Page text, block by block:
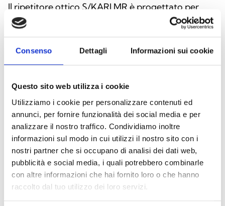
Consenso Dettagli Informazioni sui cookie
Questo sito web utilizza i cookie
Utilizziamo i cookie per personalizzare contenuti ed
annunci, per fornire funzionalità dei social media e per
analizzare il nostro traffico. Condividiamo inoltre
informazioni sul modo in cui utilizzi il nostro sito con i
nostri partner che si occupano di analisi dei dati web,
pubblicità e social media, i quali potrebbero combinarle
con altre informazioni che hai fornito loro o che hanno
raccolto dal tuo utilizzo dei loro servizi.
Il ripetitore ottico S/KARI MR è progettato per
garantire un’elevata visibilità nei sistemi di
segnalazione antincendio, grazie alla sua
illuminazione LED ad alta luminosità. Versatile e
affidabile, può essere installato a soffitto o a
ambiente. Realizzato in policarbonato bianco
trasparente, il dispositivo unisce robustezza ed
eleganza, mentre la lente diffusore assicura una
distribuzione uniforme della luce. La scritta “FIRE”
in rosso ne aumenta la riconoscibilità in situazioni
di emergenza. Funziona con alimentazione a 3Vdc
o 24Vdc e garantisce protezione da polvere e
corpi solidi con un grado di protezione IP42.